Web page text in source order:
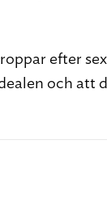
efter
och